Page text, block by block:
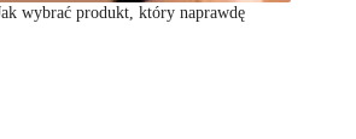
wybrać produkt, który naprawdę